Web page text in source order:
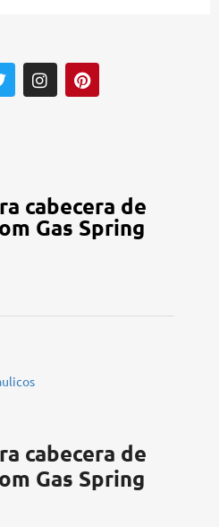
cabecera de
Gas Spring
cabecera de
Gas Spring